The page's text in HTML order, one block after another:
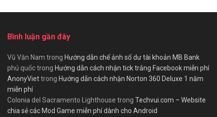
Bình luận gần đây
Vũ Văn Nam trong Hướng dẫn chế ảnh số dư tài khoản MB Bank
phú quốctrong Hướng dẫn cách nhận tick trắng Facebook miễn phí
AnonyViettrong Hướng dẫn cách nhận Norton 360 Deluxe 1 năm
miễn phí
Colonia del Sacramento Lighthouse trong Techvui.com – Website
chia sẻ các Mod Game miễn phí dành cho Android